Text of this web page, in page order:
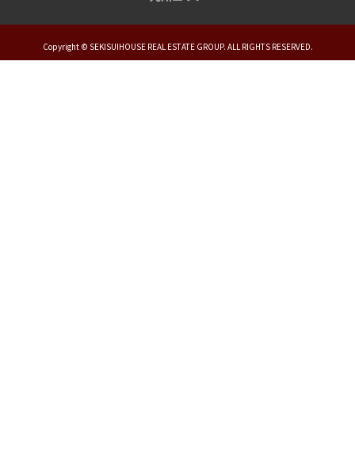
Copyright © SEKISUIHOUSE REAL ESTATE GROUP. ALL RIGHTS RESERVED.